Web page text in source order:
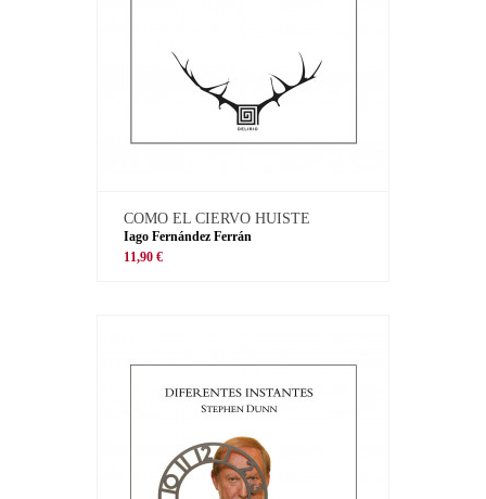
COMO EL CIERVO HUISTE
Iago Fernández Ferrán
11,90 €